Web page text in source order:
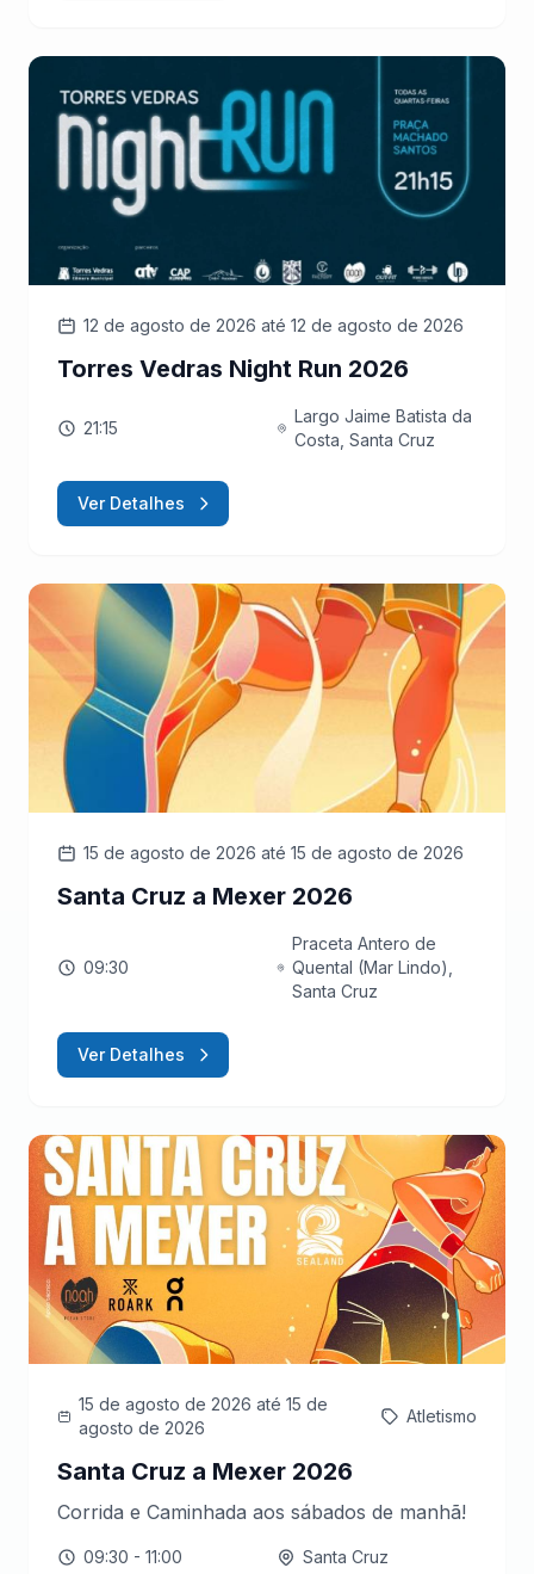
12 de agosto de 2026 até 12 de agosto de 2026
Torres Vedras Night Run 2026
21:15
Largo Jaime Batista da
Costa, Santa Cruz
Ver Detalhes
15 de agosto de 2026 até 15 de agosto de 2026
Santa Cruz a Mexer 2026
09:30
Praceta Antero de
Quental (Mar Lindo),
Santa Cruz
Ver Detalhes
15 de agosto de 2026 até 15 de
agosto de 2026
Atletismo
Santa Cruz a Mexer 2026
Corrida e Caminhada aos sábados de manhã!
09:30 - 11:00 Santa Cruz